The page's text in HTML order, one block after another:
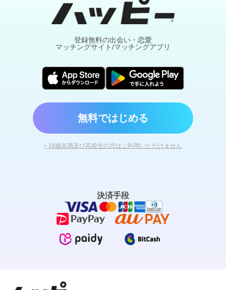
登録無料の出会い・恋愛
マッチングサイト/マッチングアプリ
無料ではじめる
› 18歳未満及び高校生の方はご利用いただけません
決済手段